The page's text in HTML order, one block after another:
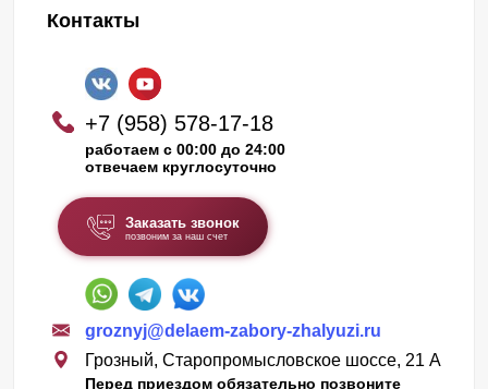
Контакты
+7 (958) 578-17-18
работаем с 00:00 до 24:00
отвечаем круглосуточно
Заказать звонок
позвоним за наш счет
groznyj@delaem-zabory-zhalyuzi.ru
Грозный, Старопромысловское шоссе, 21 А
Перед приездом обязательно позвоните